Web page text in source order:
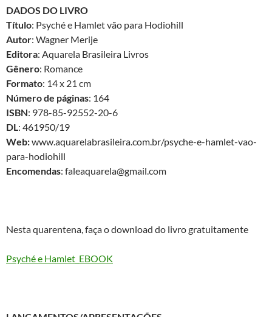
DADOS DO LIVRO
Título: Psyché e Hamlet vão para Hodiohill
Autor: Wagner Merije
Editora: Aquarela Brasileira Livros
Gênero: Romance
Formato: 14 x 21 cm
Número de páginas: 164
ISBN: 978-85-92552-20-6
DL: 461950/19
Web:www.aquarelabrasileira.com.br/psyche-e-hamlet-vao-
para-hodiohill
Encomendas: faleaquarela@gmail.com
Nesta quarentena, faça o download do livro gratuitamente
Psyché e Hamlet_EBOOK